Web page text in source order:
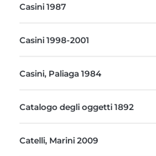
Casini 1987
Casini 1998-2001
Casini, Paliaga 1984
Catalogo degli oggetti 1892
Catelli, Marini 2009